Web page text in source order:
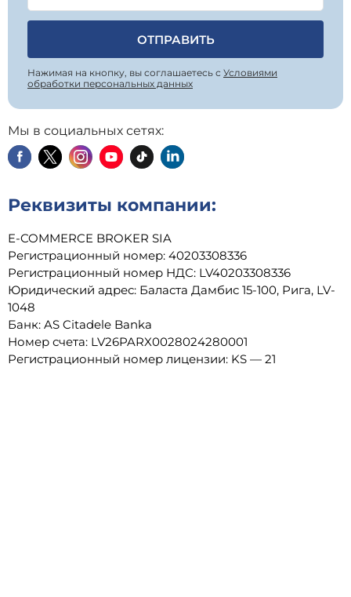
Нажимая на кнопку, вы соглашаетесь с Условиями
обработки персональных данных
ОТПРАВИТЬ
Мы в социальных сетях:
Реквизиты компании:
E-COMMERCE BROKER SIA
Регистрационный номер: 40203308336
Регистрационный номер НДС: LV40203308336
Юридический адрес: Баласта Дамбис 15-100, Рига, LV-
1048
Банк: AS Citadele Banka
Номер счета: LV26PARX0028024280001
Регистрационный номер лицензии: KS — 21